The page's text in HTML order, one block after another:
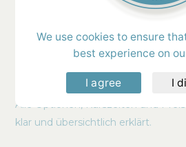
Französischkurse in
Sprachniveau, Ihre Ziele und Ihr
Alle Optionen, Kurszeiten und
klar und übersichtlich erklärt.
We use cookies to ensure
best experience on
I agree I